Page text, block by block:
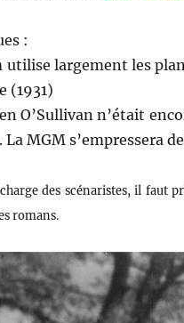
:
utilise largement les
(1931)
O’Sullivan n’était
La MGM s’empressera
des scénaristes, il faut
romans.